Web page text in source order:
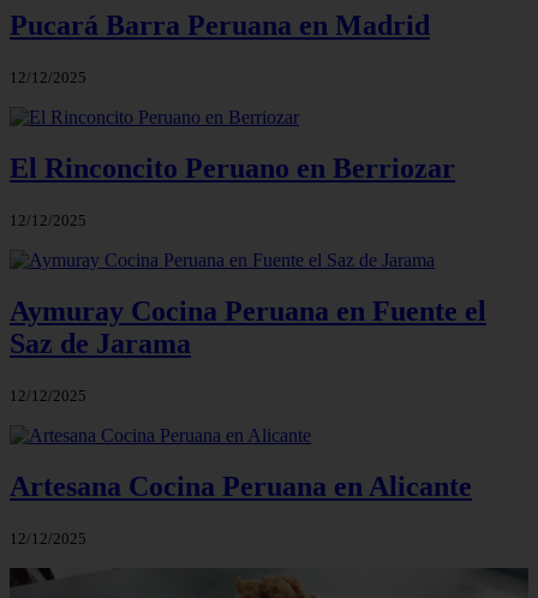
Pucará Barra Peruana en Madrid
12/12/2025
El Rinconcito Peruano en Berriozar
12/12/2025
Aymuray Cocina Peruana en Fuente el
Saz de Jarama
12/12/2025
Artesana Cocina Peruana en Alicante
12/12/2025